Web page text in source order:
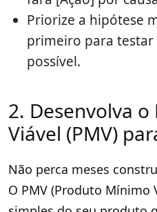
Priorize a hipótese
primeiro para
possível.
2. Desenvolva
Viável (PMV)
Não perca meses
O PMV (Produto Mínimo